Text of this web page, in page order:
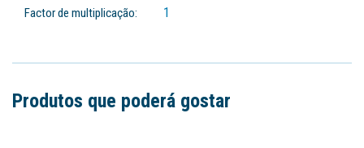
Factor de multiplicação: 1
Produtos que poderá gostar